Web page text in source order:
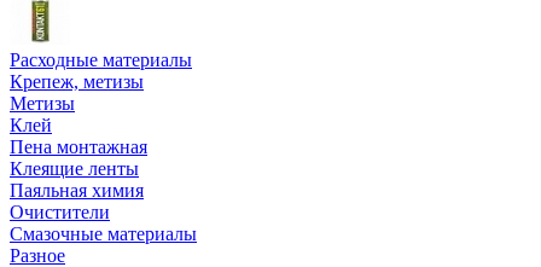
Расходные материалы
Крепеж, метизы
Метизы
Клей
Пена монтажная
Клеящие ленты
Паяльная химия
Очистители
Смазочные материалы
Разное